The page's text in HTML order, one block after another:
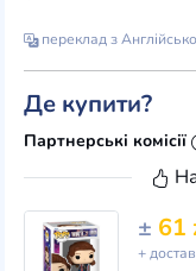
переклад з
Де купити?
Партнерські комісії
± 61
+